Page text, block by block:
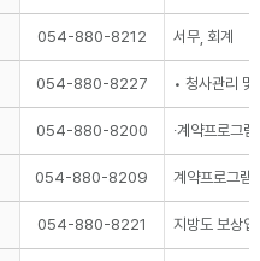
054-880-8212 서무, 회계
054-880-8227 • 청사관리
054-880-8200 ∙계약프로그
054-880-8209 계약프로그램
054-880-8221 지방도 보상업